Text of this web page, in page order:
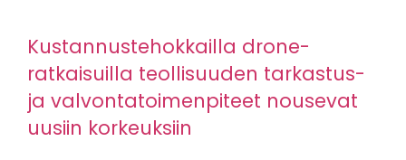
Kustannustehokkailla drone-
ratkaisuilla teollisuuden tarkastus-
ja valvontatoimenpiteet nousevat
uusiin korkeuksiin